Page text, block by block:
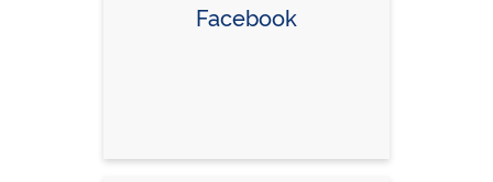
Facebook